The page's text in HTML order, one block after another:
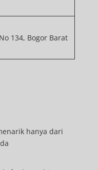
134, Bogor Barat
hanya dari